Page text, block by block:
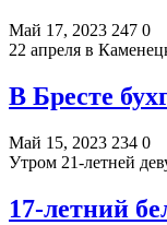
Май 17, 2023 247 0
22 апреля в
В Бресте
Май 15, 2023 234 0
Утром 21-летней
17-летний